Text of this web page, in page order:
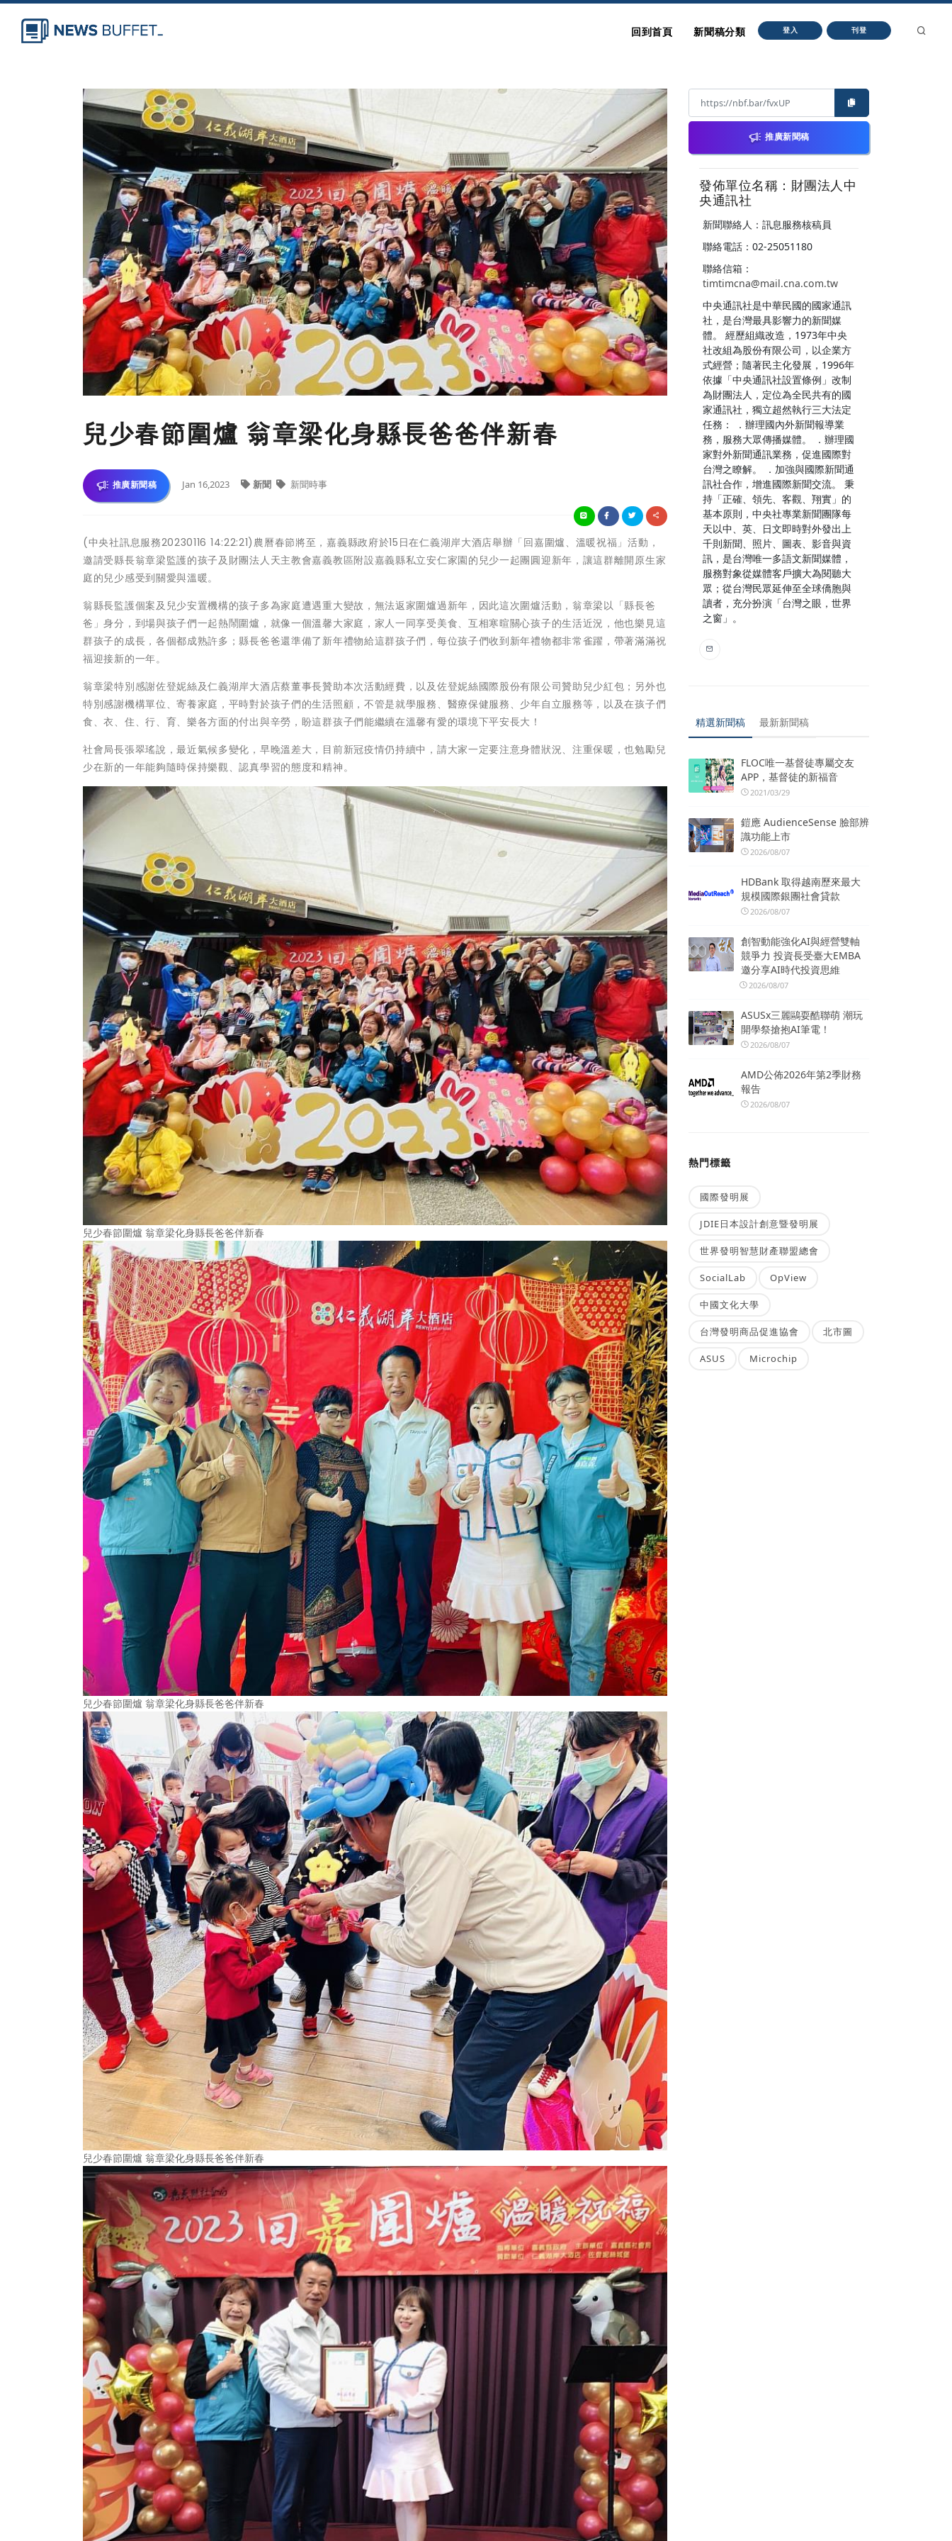
回到首頁 新聞稿分類 登入 刊登
兒少春節圍爐 翁章梁化身縣長爸爸伴新春
推廣新聞稿 Jan 16,2023 新聞 新聞時事
(中央社訊息服務20230116 14:22:21)農曆春節將至，嘉義縣政府於15日在仁義湖岸大酒店舉辦「回嘉圍爐、溫暖祝福」活動，
邀請受縣長翁章梁監護的孩子及財團法人天主教會嘉義教區附設嘉義縣私立安仁家園的兒少一起團圓迎新年，讓這群離開原生家
庭的兒少感受到關愛與溫暖。
翁縣長監護個案及兒少安置機構的孩子多為家庭遭遇重大變故，無法返家圍爐過新年，因此這次圍爐活動，翁章梁以「縣長爸
爸」身分，到場與孩子們一起熱鬧圍爐，就像一個溫馨大家庭，家人一同享受美食、互相寒暄關心孩子的生活近況，他也樂見這
群孩子的成長，各個都成熟許多；縣長爸爸還準備了新年禮物給這群孩子們，每位孩子們收到新年禮物都非常雀躍，帶著滿滿祝
福迎接新的一年。
翁章梁特別感謝佐登妮絲及仁義湖岸大酒店蔡董事長贊助本次活動經費，以及佐登妮絲國際股份有限公司贊助兒少紅包；另外也
特別感謝機構單位、寄養家庭，平時對於孩子們的生活照顧，不管是就學服務、醫療保健服務、少年自立服務等，以及在孩子們
食、衣、住、行、育、樂各方面的付出與辛勞，盼這群孩子們能繼續在溫馨有愛的環境下平安長大！
社會局長張翠瑤說，最近氣候多變化，早晚溫差大，目前新冠疫情仍持續中，請大家一定要注意身體狀況、注重保暖，也勉勵兒
少在新的一年能夠隨時保持樂觀、認真學習的態度和精神。
兒少春節圍爐 翁章梁化身縣長爸爸伴新春
兒少春節圍爐 翁章梁化身縣長爸爸伴新春
兒少春節圍爐 翁章梁化身縣長爸爸伴新春
推廣新聞稿
發佈單位名稱：財團法人中
央通訊社
新聞聯絡人：訊息服務核稿員
聯絡電話：02-25051180
聯絡信箱：
timtimcna@mail.cna.com.tw
中央通訊社是中華民國的國家通訊
社，是台灣最具影響力的新聞媒
體。 經歷組織改造，1973年中央
社改組為股份有限公司，以企業方
式經營；隨著民主化發展，1996年
依據「中央通訊社設置條例」改制
為財團法人，定位為全民共有的國
家通訊社，獨立超然執行三大法定
任務： ．辦理國內外新聞報導業
務，服務大眾傳播媒體。 ．辦理國
家對外新聞通訊業務，促進國際對
台灣之瞭解。 ．加強與國際新聞通
訊社合作，增進國際新聞交流。 秉
持「正確、領先、客觀、翔實」的
基本原則，中央社專業新聞團隊每
天以中、英、日文即時對外發出上
千則新聞、照片、圖表、影音與資
訊，是台灣唯一多語文新聞媒體，
服務對象從媒體客戶擴大為閱聽大
眾；從台灣民眾延伸至全球僑胞與
讀者，充分扮演「台灣之眼，世界
之窗」。
精選新聞稿 最新新聞稿
FLOC唯一基督徒專屬交友
APP，基督徒的新福音
2021/03/29
鎧應 AudienceSense 臉部辨
識功能上市
2026/08/07
HDBank 取得越南歷來最大
規模國際銀團社會貸款
2026/08/07
創智動能強化AI與經營雙軸
競爭力 投資長受臺大EMBA
邀分享AI時代投資思維
2026/08/07
ASUSx三麗鷗耍酷聯萌 潮玩
開學祭搶抱AI筆電！
2026/08/07
AMD公佈2026年第2季財務
報告
2026/08/07
熱門標籤
國際發明展
JDIE日本設計創意暨發明展
世界發明智慧財產聯盟總會
SocialLab OpView
中國文化大學
台灣發明商品促進協會 北市圖
ASUS Microchip